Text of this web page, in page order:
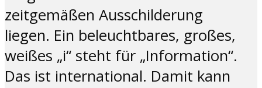
zeitgemäßen Ausschilderung
liegen. Ein beleuchtbares, großes,
weißes „i“ steht für „Information“.
Das ist international. Damit kann